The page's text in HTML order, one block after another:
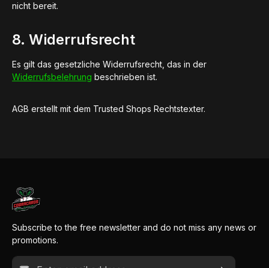
nicht bereit.
8. Widerrufsrecht
Es gilt das gesetzliche Widerrufsrecht, das in der
Widerrufsbelehrung beschrieben ist.
AGB erstellt mit dem Trusted Shops Rechtstexter.
Subscribe to the free newsletter and do not miss any news or
promotions.
Email address*